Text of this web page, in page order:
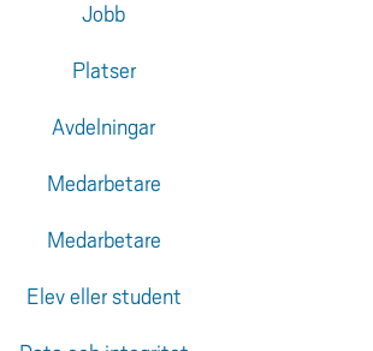
Jobb
Platser
Avdelningar
Medarbetare
Medarbetare
Elev eller student